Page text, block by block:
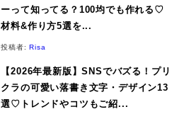
ーって知ってる？100均でも作れる♡
材料&作り方5選を...
投稿者:Risa
【2026年最新版】SNSでバズる！プリ
クラの可愛い落書き文字・デザイン13
選♡トレンドやコツもご紹...